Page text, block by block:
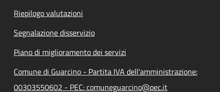
Riepilogo valutazioni
Segnalazione disservizio
Piano di miglioramento dei servizi
Comune di Guarcino - Partita IVA dell'amministrazione:
00303550602 - PEC: comuneguarcino@pec.it